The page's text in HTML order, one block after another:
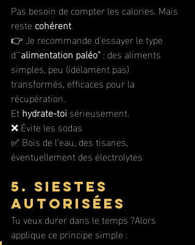
Pas besoin de compter les calories. Mais
reste cohérent.
👉 Je recommande d’essayer le type
d'"alimentation paléo" : des aliments
simples, peu (idélament pas)
transformés, efficaces pour la
récupération.
Et hydrate-toi sérieusement.
❌ Évite les sodas
✅ Bois de l’eau, des tisanes,
éventuellement des électrolytes
5. Siestes
autorisées
Tu veux durer dans le temps ?Alors
applique ce principe simple :